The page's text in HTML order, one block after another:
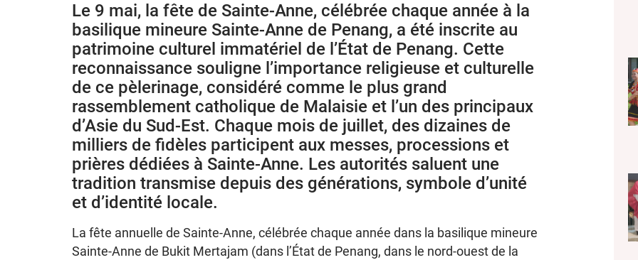
Le 9 mai, la fête de Sainte-Anne, célébrée chaque année à la
basilique mineure Sainte-Anne de Penang, a été inscrite au
patrimoine culturel immatériel de l’État de Penang. Cette
reconnaissance souligne l’importance religieuse et culturelle
de ce pèlerinage, considéré comme le plus grand
rassemblement catholique de Malaisie et l’un des principaux
d’Asie du Sud-Est. Chaque mois de juillet, des dizaines de
milliers de fidèles participent aux messes, processions et
prières dédiées à Sainte-Anne. Les autorités saluent une
tradition transmise depuis des générations, symbole d’unité
et d’identité locale.
La fête annuelle de Sainte-Anne, célébrée chaque année dans la basilique mineure
Sainte-Anne de Bukit Mertajam (dans l’État de Penang, dans le nord-ouest de la